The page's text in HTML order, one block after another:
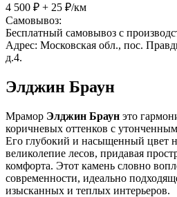
4 500 ₽ + 25 ₽/км
Самовывоз:
Бесплатный самовывоз с
Адрес: Московская обл., пос.
д.4.
Элджин Браун
Мрамор Элджин Браун это
коричневых оттенков с
Его глубокий и насыщенный цвет
великолепие лесов, придавая
комфорта. Этот камень словно
современности, идеально
изысканных и теплых интерьеров.